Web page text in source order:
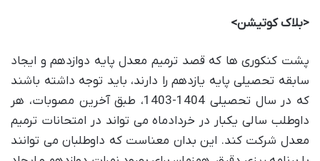
<بلاک کوتیشن>
پشت کنکوری ها که قصد ترمیم معدل پایه دوازدهم و ایجاد
سابقه تحصیلی پایه یازدهم را دارند، باید توجه داشته باشند
که در سال تحصیلی 1404-1403، طبق آخرین مصوبات، هر
داوطلب سالی یکبار در خردادماه می تواند در امتحانات ترمیم
معدل شرکت کند. این بدان معناست که داوطلبان می توانند